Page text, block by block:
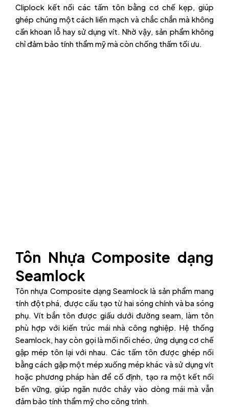
Cliplock kết nối các tấm tôn bằng cơ chế kẹp, giúp
ghép chúng một cách liền mạch và chắc chắn mà không
cần khoan lỗ hay sử dụng vít. Nhờ vậy, sản phẩm không
chỉ đảm bảo tính thẩm mỹ mà còn chống thấm tối ưu.
Tôn Nhựa Composite dạng
Seamlock
Tôn nhựa Composite dạng Seamlock là sản phẩm mang
tính đột phá, được cấu tạo từ hai sóng chính và ba sóng
phụ. Vít bắn tôn được giấu dưới đường seam, làm tôn
phù hợp với kiến trúc mái nhà công nghiệp. Hệ thống
Seamlock, hay còn gọi là mối nối chéo, ứng dụng cơ chế
gập mép tôn lại với nhau. Các tấm tôn được ghép nối
bằng cách gập một mép xuống mép khác và sử dụng vít
hoặc phương pháp hàn để cố định, tạo ra một kết nối
bền vững, giúp ngăn nước chảy vào dòng mái mà vẫn
đảm bảo tính thẩm mỹ cho công trình.